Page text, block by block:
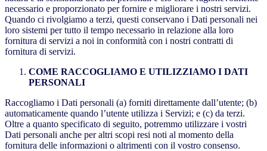
necessario e proporzionato per fornire e migliorare i nostri servizi.
Quando ci rivolgiamo a terzi, questi conservano i Dati personali nei
loro sistemi per tutto il tempo necessario in relazione alla loro
fornitura di servizi a noi in conformità con i nostri contratti di
fornitura di servizi.
COME RACCOGLIAMO E UTILIZZIAMO I DATI
PERSONALI
Raccogliamo i Dati personali (a) forniti direttamente dall’utente; (b)
automaticamente quando l’utente utilizza i Servizi; e (c) da terzi.
Oltre a quanto specificato di seguito, potremmo utilizzare i vostri
Dati personali anche per altri scopi resi noti al momento della
fornitura delle informazioni o altrimenti con il vostro consenso.